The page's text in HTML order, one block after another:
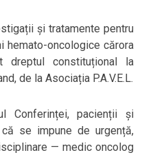
și tratamente pentru
hemato-oncologice cărora
constituțional la
de la Asociația P.A.V.E.L.
Conferinței, pacienții și
se impune de urgență,
— medic oncolog